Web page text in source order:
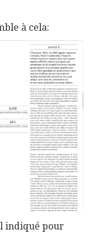
à cela:
indiqué pour